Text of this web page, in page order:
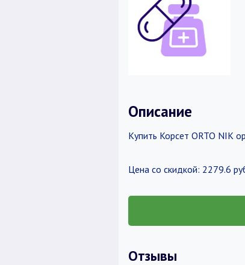
Описание
Купить Корсет ORTO NIK
Цена со скидкой: 2279.6
Отзывы